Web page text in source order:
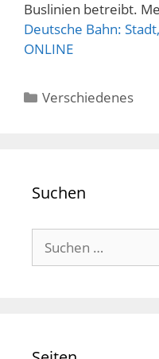
Buslinien betreibt.
Deutsche Bahn:
ONLINE
Kategorien
Verschiedenes
Suchen
Suchen
nach: